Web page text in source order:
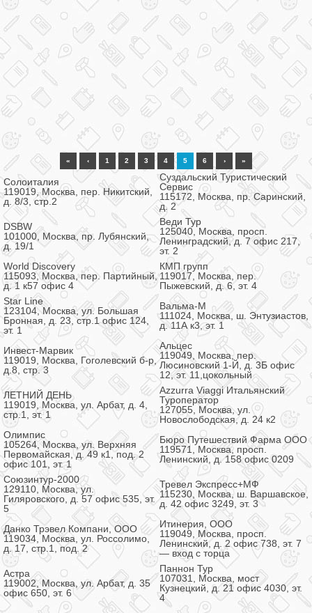
« ‹ 1 2 3 4 5 6 › »
Солоиталия
119019, Москва, пер. Никитский,
д. 8/3, стр.2
Суздальский Туристический
Сервис
115172, Москва, пр. Саринский,
д. 2
DSBW
101000, Москва, пр. Лубянский,
д. 19/1
Веди Тур
125040, Москва, просп.
Ленинградский, д. 7 офис 217,
эт. 2
World Discovery
115093, Москва, пер. Партийный,
д. 1 к57 офис 4
КМП групп
119017, Москва, пер.
Пыжевский, д. 6, эт. 4
Star Line
123104, Москва, ул. Большая
Бронная, д. 23, стр.1 офис 124,
эт. 1
Вальма-М
111024, Москва, ш. Энтузиастов,
д. 11А к3, эт. 1
Инвест-Марвик
119019, Москва, Гоголевский б-р,
д.8, стр. 3
Альцес
119049, Москва, пер.
Люсиновский 1-Й, д. 3Б офис
12, эт. 11,цокольный
ЛЕТНИЙ ДЕНЬ
119019, Москва, ул. Арбат, д. 4,
стр.1, эт. 1
Azzurra Viaggi Итальянский
Туроператор
127055, Москва, ул.
Новослободская, д. 24 к2
Олимпис
105264, Москва, ул. Верхняя
Первомайская, д. 49 к1, под. 2
офис 101, эт. 1
Бюро Путешествий Фарма ООО
119571, Москва, просп.
Ленинский, д. 158 офис 0209
Союзинтур-2000
129110, Москва, ул.
Гиляровского, д. 57 офис 535, эт.
5
Тревел Экспресс+МФ
115230, Москва, ш. Варшавское,
д. 42 офис 3249, эт. 3
Данко Трэвел Компани, ООО
119034, Москва, ул. Россолимо,
д. 17, стр.1, под. 2
Итинерия, ООО
119049, Москва, просп.
Ленинский, д. 2 офис 738, эт. 7
— вход с торца
Астра
119002, Москва, ул. Арбат, д. 35
офис 650, эт. 6
Паннон Тур
107031, Москва, мост
Кузнецкий, д. 21 офис 4030, эт.
4